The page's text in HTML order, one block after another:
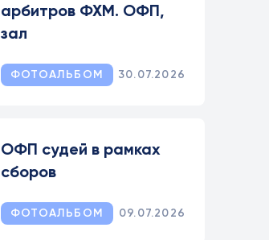
арбитров ФХМ. ОФП,
зал
ФОТОАЛЬБОМ 30.07.2026
ОФП судей в рамках
сборов
ФОТОАЛЬБОМ 09.07.2026